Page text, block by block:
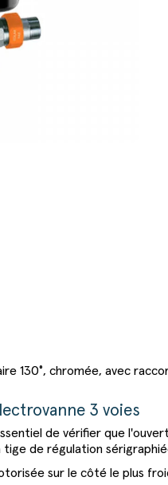
130°, chromée, avec
3 voies
de vérifier que
de régulation
sur le côté le plus